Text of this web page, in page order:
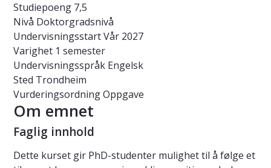
Studiepoeng 7,5
Nivå Doktorgradsnivå
UndervisningsstartVår 2027
Varighet 1 semester
Undervisningsspråk Engelsk
Sted Trondheim
VurderingsordningOppgave
Om emnet
Faglig innhold
Dette kurset gir PhD-studenter mulighet til å følge et